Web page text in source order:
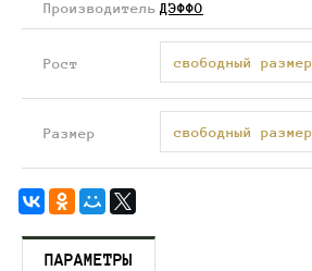
Производитель ДЭФФО
Рост свободный размер
Размер свободный размер
ПАРАМЕТРЫ